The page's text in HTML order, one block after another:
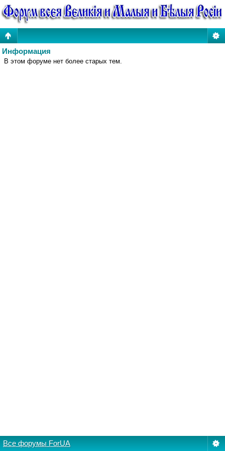
Информация
В этом форуме нет более старых тем.
Все форумы ForUA